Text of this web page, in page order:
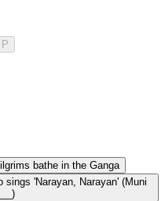
P
bathe in the Ganga
sings 'Narayan, Narayan' (Muni
___)